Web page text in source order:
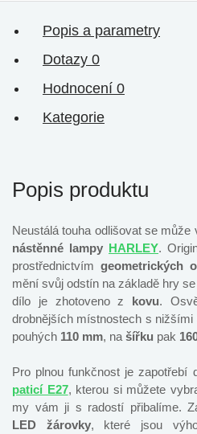
Popis a parametry
Dotazy 0
Hodnocení 0
Kategorie
Popis produktu
Neustálá touha odlišovat se
nástěnné lampy HARLEY.
prostřednictvím geometrických
mění svůj odstín na základě hry
dílo je zhotoveno z kovu.
drobnějších místnostech s nižšími
pouhých 110 mm, na šířku pak
Pro plnou funkčnost je zapotřebí
paticí E27, kterou si můžete
my vám ji s radostí přibalíme.
LED žárovky, které jsou